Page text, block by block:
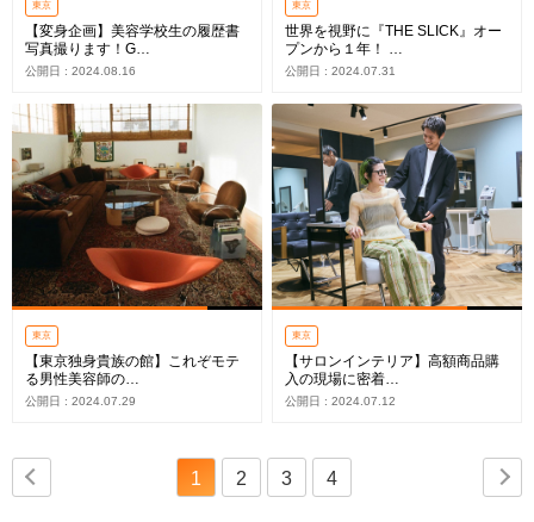
東京
【変身企画】美容学校生の履歴書
写真撮ります！G…
公開日 : 2024.08.16
東京
世界を視野に『THE SLICK』オー
プンから１年！ …
公開日 : 2024.07.31
東京
【東京独身貴族の館】これぞモテ
る男性美容師の…
公開日 : 2024.07.29
東京
【サロンインテリア】高額商品購
入の現場に密着…
公開日 : 2024.07.12
1 2 3 4